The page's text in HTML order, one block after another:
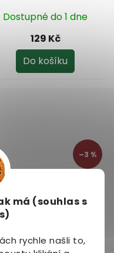
má (souhlas s
rychle našli to,
Dostupné do 1 dne
129 Kč
Do košíku
–3 %
Calcium 500
forte eff.tbl.20
Dostupné do 2 dnů
189 Kč